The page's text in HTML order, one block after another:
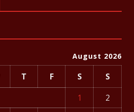
August 2026
T F S
S
1
2